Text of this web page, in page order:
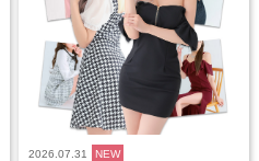
2026.07.31 NEW